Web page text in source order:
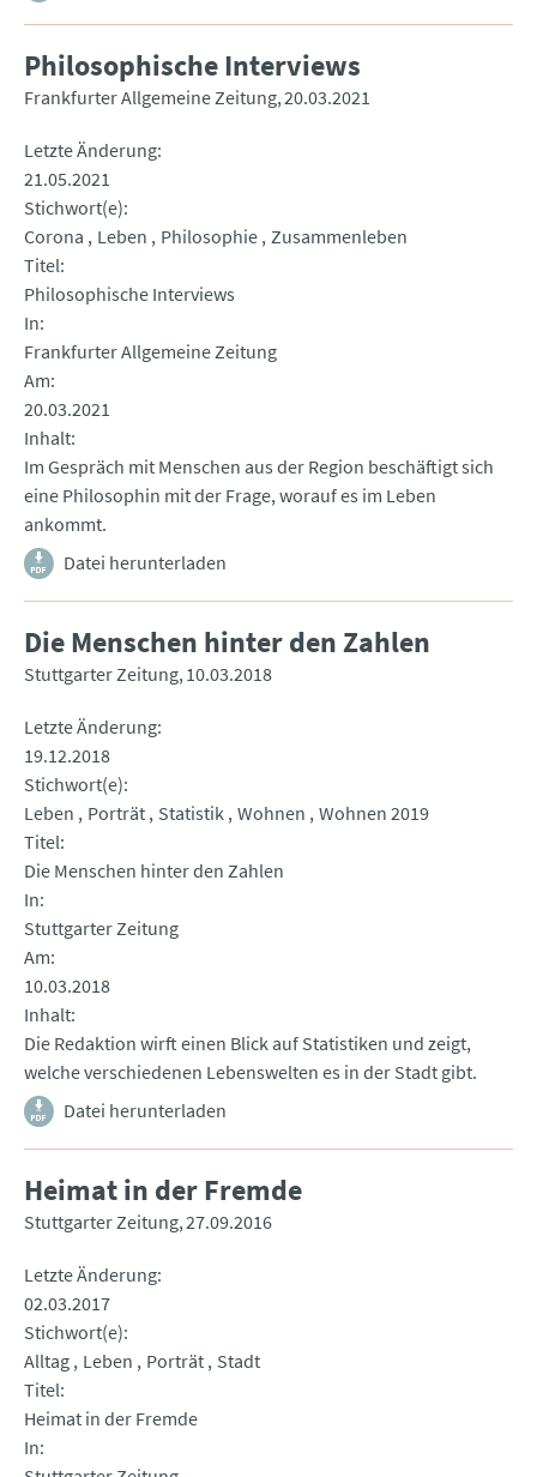
Philosophische Interviews
Frankfurter Allgemeine Zeitung 20.03.2021
Letzte Änderung
21.05.2021
Stichwort(e)
Corona
Leben Philosophie Zusammenleben
Titel
Philosophische Interviews
In
Frankfurter Allgemeine Zeitung
Am
20.03.2021
Inhalt
Im Gespräch mit Menschen aus der Region beschäftigt sich
eine Philosophin mit der Frage, worauf es im Leben
ankommt.
Datei herunterladen
Die Menschen hinter den Zahlen
Stuttgarter Zeitung 10.03.2018
Letzte Änderung
19.12.2018
Stichwort(e)
Leben
Porträt Statistik Wohnen Wohnen 2019
Titel
Die Menschen hinter den Zahlen
In
Stuttgarter Zeitung
Am
10.03.2018
Inhalt
Die Redaktion wirft einen Blick auf Statistiken und zeigt,
welche verschiedenen Lebenswelten es in der Stadt gibt.
Datei herunterladen
Heimat in der Fremde
Stuttgarter Zeitung 27.09.2016
Letzte Änderung
02.03.2017
Stichwort(e)
Alltag Leben Porträt Stadt
Titel
Heimat in der Fremde
In